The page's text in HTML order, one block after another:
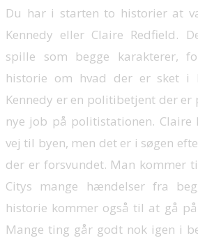
Du har i starten to historier at
Kennedy eller Claire Redfield.
spille som begge karakterer,
historie om hvad der er sket i
Kennedy er en politibetjent der er
nye job på politistationen. Claire
vej til byen, men det er i søgen
der er forsvundet. Man kommer
Citys mange hændelser fra
historie kommer også til at gå
Mange ting går godt nok igen i